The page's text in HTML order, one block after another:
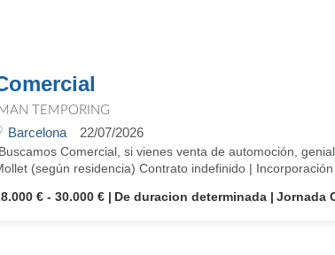
IMAN TEMPORING
Barcelona 22/07/2026
Comercial, si vienes venta de automoción,
(según residencia) Contrato indefinido |
€ - 30.000 €
De duracion determinada Jornada